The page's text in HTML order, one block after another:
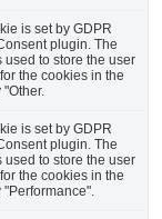
is set by GDPR
plugin. The
used to store the user
the cookies in the
is set by GDPR
plugin. The
used to store the user
the cookies in the